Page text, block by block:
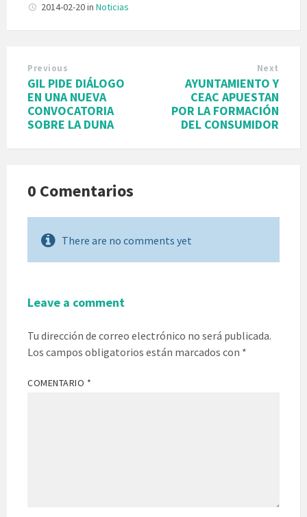
2014-02-20in Noticias
Previous
GIL PIDE DIÁLOGO
EN UNA NUEVA
CONVOCATORIA
SOBRE LA DUNA
Next
AYUNTAMIENTO Y
CEAC APUESTAN
POR LA FORMACIÓN
DEL CONSUMIDOR
0 Comentarios
There are no comments yet
Leave a comment
Tu dirección de correo electrónico no será publicada.
Los campos obligatorios están marcados con *
COMENTARIO *